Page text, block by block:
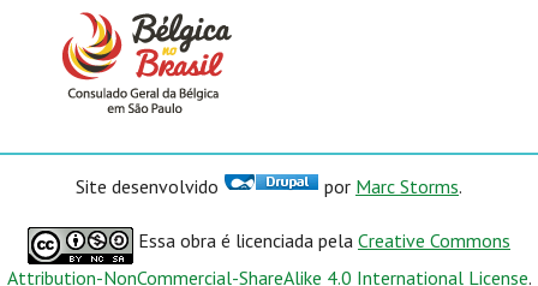
Site desenvolvido por Marc Storms.
Essa obra é licenciada pela Creative Commons
Attribution-NonCommercial-ShareAlike 4.0 International License.